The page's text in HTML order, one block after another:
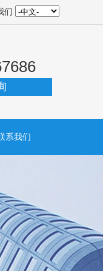
们
系我们